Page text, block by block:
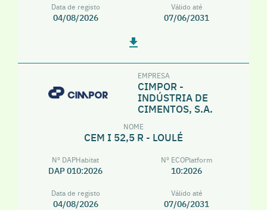
Data de registo
04/08/2026
Válido até
07/06/2031
EMPRESA
CIMPOR -
INDÚSTRIA DE
CIMENTOS, S.A.
NOME
CEM I 52,5 R - LOULÉ
Nº DAPHabitat
DAP 010:2026
Nº ECOPlatform
10:2026
Data de registo
04/08/2026
Válido até
07/06/2031